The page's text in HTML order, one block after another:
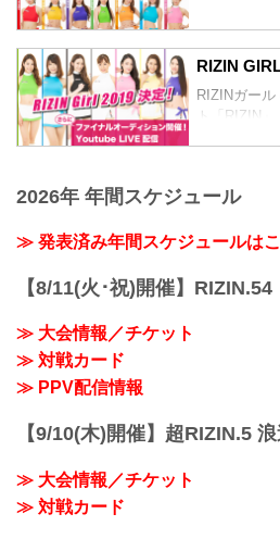
グを華麗に
んなで応援
RIZINガール
荒井つかさ
荒井つかさ
荒井つ...
MISSCON
員特別賞、
が「RIZINガ
こととなっ
彼女たちの
いたまスー
Yogibo
RIZINガー
ーは計14名
アリーナ
RIZIN.22/
RIZINガー
Twitter：
去年に引き
RIZIN
RIZINガー
ト「RIZIN
FIGHTING
す。
2026年 年間スケジュール
≫ 発表済み年間スケジュールは
【8/11(火･祝)開催】
≫ 大会情報／チケット
≫ 対戦カード
≫ PPV配信情報
【9/10(木)開催】超RIZIN.5
≫ 大会情報／チケット
≫ 対戦カード